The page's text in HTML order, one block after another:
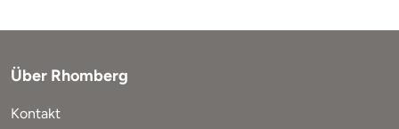
Über Rhomberg
Kontakt